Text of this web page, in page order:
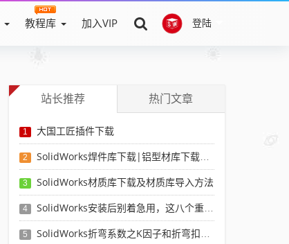
登陆
教程库 加入VIP
站长推荐 热门文章
1 大国工匠插件下载
2 SolidWorks焊件库下载|铝型材库下载|附sw焊件库添加配置使用教程
3 SolidWorks材质库下载及材质库导入方法
4 SolidWorks安装后别着急用，这八个重要SolidWorks设置可以提高你的画图效率
5 SolidWorks折弯系数之K因子和折弯扣除表-溪风推荐